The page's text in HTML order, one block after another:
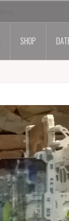
SHOP